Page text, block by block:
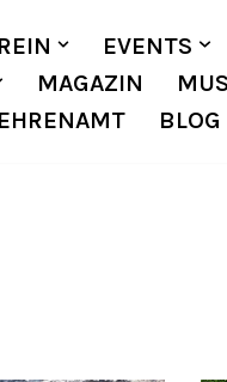
EVENTS
MAGAZIN
EHRENAMT BLOG